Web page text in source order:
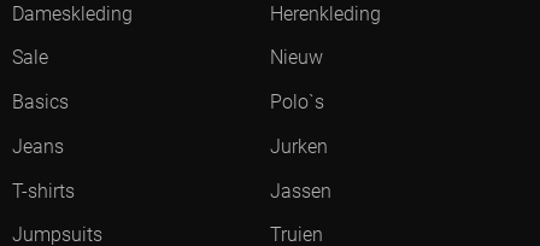
Dameskleding
Herenkleding
Sale
Nieuw
Basics
Polo`s
Jeans
Jurken
T-shirts
Jassen
Jumpsuits
Truien